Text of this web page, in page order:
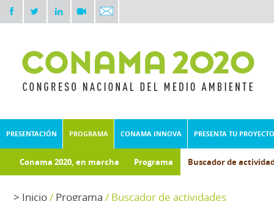
PRESENTACIÓN PROGRAMA CONAMA INNOVA PRESENTA TU PROYECTO
Conama 2020, en marcha Programa Buscador de
> Inicio/ Programa / Buscador de actividades